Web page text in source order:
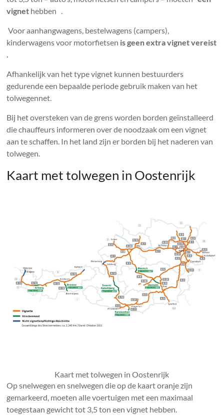
vignet hebben .
Voor aanhangwagens, bestelwagens (campers),
kinderwagens voor motorfietsen is geen extra vignet vereist
.
Afhankelijk van het type vignet kunnen bestuurders
gedurende een bepaalde periode gebruik maken van het
tolwegennet.
Bij het oversteken van de grens worden borden geïnstalleerd
die chauffeurs informeren over de noodzaak om een ​​vignet
aan te schaffen. In het land zijn er borden bij het naderen van
tolwegen.
Kaart met tolwegen in Oostenrijk
Kaart met tolwegen in Oostenrijk
Op snelwegen en snelwegen die op de kaart oranje zijn
gemarkeerd, moeten alle voertuigen met een maximaal
toegestaan ​​gewicht tot 3,5 ton een vignet hebben.